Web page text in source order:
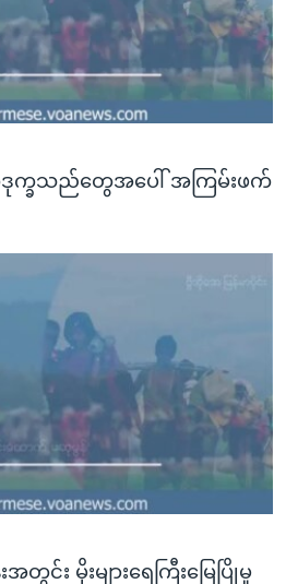
ာဒုက္ခသည်တွေအပေါ် အကြမ်းဖက်
င်း မိုးများရေကြီးမြေပြိုမှု